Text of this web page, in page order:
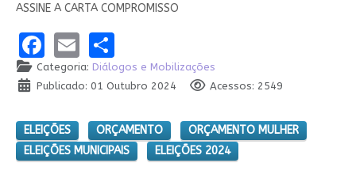
ASSINE A CARTA COMPROMISSO
Facebook
EmailShare
Categoria: Diálogos e Mobilizações
Publicado: 01 Outubro 2024
Acessos: 2549
ELEIÇÕES ORÇAMENTO
ORÇAMENTO MULHER
ELEIÇÕES MUNICIPAIS
ELEIÇÕES 2024